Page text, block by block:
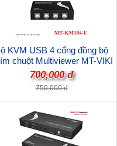
KVM USB 4 cổng đồng bộ
chuột Multiviewer MT-VIKI
MT-KM104-U cao cấp
700,000 đ
750,000 đ